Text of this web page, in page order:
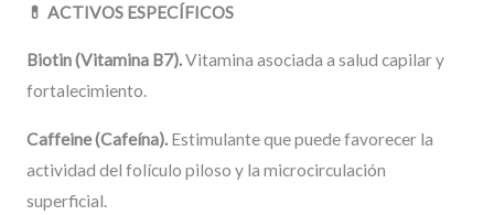
💊 ACTIVOS ESPECÍFICOS
Biotin (Vitamina B7).Vitamina asociada a salud capilar y
fortalecimiento.
Caffeine (Cafeína). Estimulante que puede favorecer la
actividad del folículo piloso y la microcirculación
superficial.